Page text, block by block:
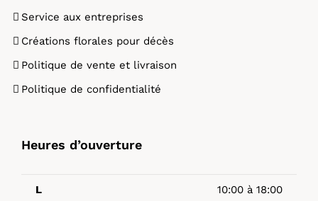
Service aux entreprises
Créations florales pour décès
Politique de vente et livraison
Politique de confidentialité
Heures d’ouverture
L 10:00 à 18:00